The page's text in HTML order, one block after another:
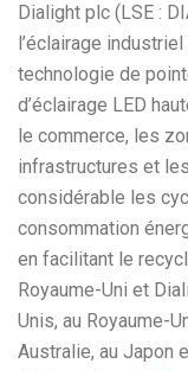
Dialight plc (LSE :
l’éclairage
technologie de
d’éclairage LED
le commerce, les
infrastructures et
considérable les
consommation
en facilitant le
Royaume-Uni et
Unis, au Royaume-
Australie, au Japon